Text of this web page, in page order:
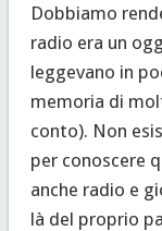
Dobbiamo
radio era un
leggevano in
memoria di
conto). Non
per conoscere
anche radio e
là del proprio